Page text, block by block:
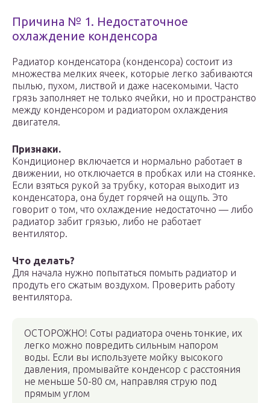
Причина № 1. Недостаточное
охлаждение конденсора
Радиатор конденсатора (конденсора) состоит из
множества мелких ячеек, которые легко забиваются
пылью, пухом, листвой и даже насекомыми. Часто
грязь заполняет не только ячейки, но и пространство
между конденсором и радиатором охлаждения
двигателя.
Признаки.
Кондиционер включается и нормально работает в
движении, но отключается в пробках или на стоянке.
Если взяться рукой за трубку, которая выходит из
конденсатора, она будет горячей на ощупь. Это
говорит о том, что охлаждение недостаточно — либо
радиатор забит грязью, либо не работает
вентилятор.
Что делать?
Для начала нужно попытаться помыть радиатор и
продуть его сжатым воздухом. Проверить работу
вентилятора.
ОСТОРОЖНО! Соты радиатора очень тонкие, их
легко можно повредить сильным напором
воды. Если вы используете мойку высокого
давления, промывайте конденсор с расстояния
не меньше 50-80 см, направляя струю под
прямым углом